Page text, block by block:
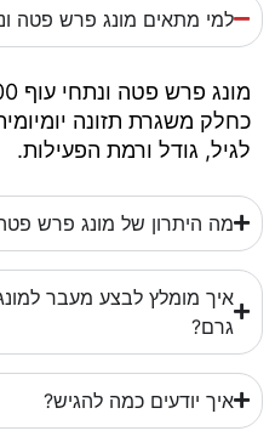
למי מתאים מונג פרש פטה ונתחי
כחלק משגרת תזונה
לגיל, גודל ורמת הפעילות.
מה היתרון של מונג פרש פטה
גרם?
איך יודעים כמה להגיש?